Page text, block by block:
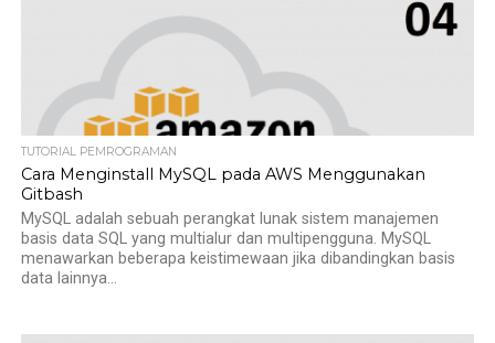
TUTORIAL PEMROGRAMAN
Cara Menginstall MySQL pada AWS Menggunakan
Gitbash
MySQL adalah sebuah perangkat lunak sistem manajemen
basis data SQL yang multialur dan multipengguna. MySQL
menawarkan beberapa keistimewaan jika dibandingkan basis
data lainnya...